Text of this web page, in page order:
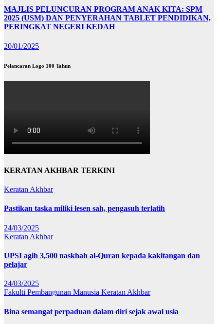
MAJLIS PELUNCURAN PROGRAM ANAK KITA: SPM
2025 (USM) DAN PENYERAHAN TABLET PENDIDIKAN,
PERINGKAT NEGERI KEDAH
20/01/2025
Pelancaran Logo 100 Tahun
KERATAN AKHBAR TERKINI
Keratan Akhbar
Pastikan taska miliki lesen sah, pengasuh terlatih
24/03/2025
Keratan Akhbar
UPSI agih 3,500 naskhah al-Quran kepada kakitangan dan
pelajar
24/03/2025
Fakulti Pembangunan Manusia Keratan Akhbar
Bina semangat perpaduan dalam diri sejak awal usia